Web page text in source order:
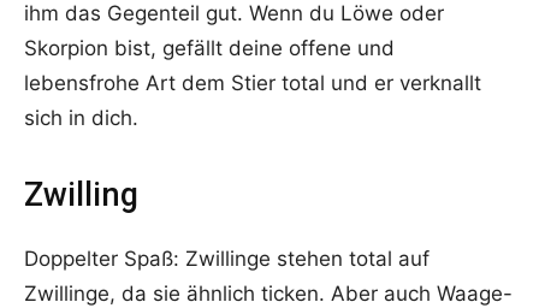
ihm das Gegenteil gut. Wenn du Löwe oder
Skorpion bist, gefällt deine offene und
lebensfrohe Art dem Stier total und er verknallt
sich in dich.
Zwilling
Doppelter Spaß: Zwillinge stehen total auf
Zwillinge, da sie ähnlich ticken. Aber auch Waage-